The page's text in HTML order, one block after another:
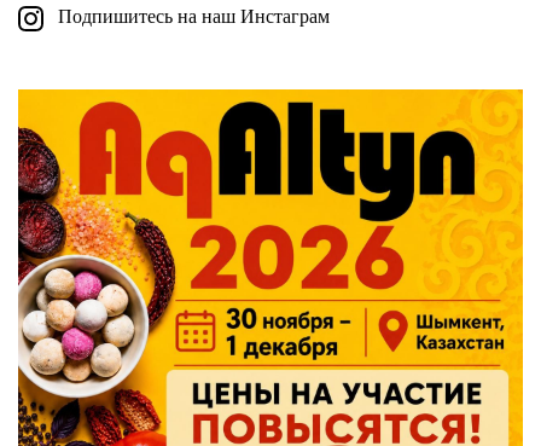
Подпишитесь на наш Инстаграм